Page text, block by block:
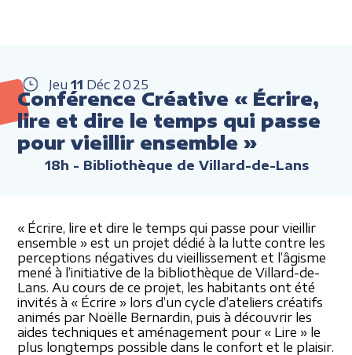
Jeu 11 Déc 2025
Conférence Créative « Écrire,
lire et dire le temps qui passe
pour vieillir ensemble »
18h - Bibliothèque de Villard-de-Lans
« Écrire, lire et dire le temps qui passe pour vieillir
ensemble » est un projet dédié à la lutte contre les
perceptions négatives du vieillissement et l’âgisme
mené à l’initiative de la bibliothèque de Villard-de-
Lans. Au cours de ce projet, les habitants ont été
invités à « Écrire » lors d’un cycle d’ateliers créatifs
animés par Noëlle Bernardin, puis à découvrir les
aides techniques et aménagement pour « Lire » le
plus longtemps possible dans le confort et le plaisir.